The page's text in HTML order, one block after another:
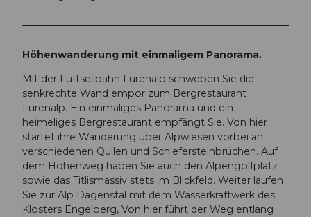
Höhenwanderung mit einmaligem Panorama.
Mit der Luftseilbahn Fürenalp schweben Sie die
senkrechte Wand empor zum Bergrestaurant
Fürenalp. Ein einmaliges Panorama und ein
heimeliges Bergrestaurant empfängt Sie. Von hier
startet ihre Wanderung über Alpwiesen vorbei an
verschiedenen Qullen und Schiefersteinbrüchen. Auf
dem Höhenweg haben Sie auch den Alpengolfplatz
sowie das Titlismassiv stets im Blickfeld. Weiter laufen
Sie zur Alp Dagenstal mit dem Wasserkraftwerk des
Klosters Engelberg, Von hier führt der Weg entlang